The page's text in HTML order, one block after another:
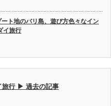
ート地のバリ島、遊び方色々なイン
イ旅行
旅行 ▶ 過去の記事